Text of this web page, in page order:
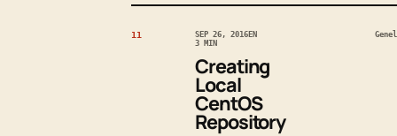
11 SEP 26, 2016 EN
3 MIN
Creating
Local
CentOS
Repository
Genel